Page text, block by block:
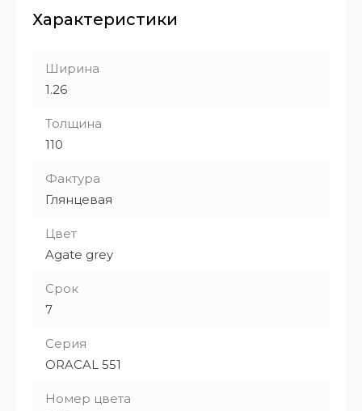
Характеристики
Ширина
1.26
Толщина
110
Фактура
Глянцевая
Цвет
Agate grey
Срок
7
Серия
ORACAL 551
Номер цвета